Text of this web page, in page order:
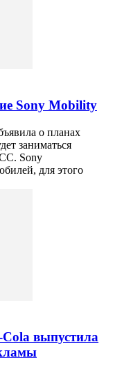
Sony Mobility
о планах
заниматься
Sony
для этого
выпустила